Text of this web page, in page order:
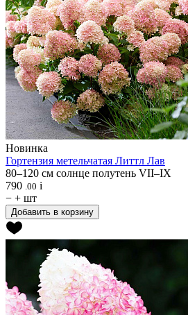
Новинка
Гортензия метельчатая Литтл Лав
80–120 см солнце полутень VII–IX
790 .00 i
− + шт
Добавить в корзину